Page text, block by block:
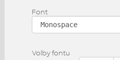
Font
Volby fontu